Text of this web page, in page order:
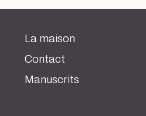
La maison
Contact
Manuscrits